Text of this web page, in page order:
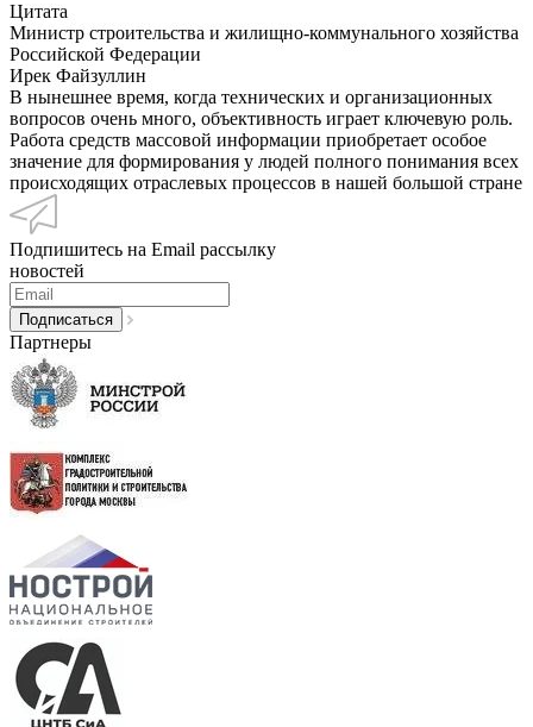
Цитата
Министр строительства и жилищно-коммунального хозяйства
Российской Федерации
Ирек Файзуллин
В нынешнее время, когда технических и организационных
вопросов очень много, объективность играет ключевую роль.
Работа средств массовой информации приобретает особое
значение для формирования у людей полного понимания всех
происходящих отраслевых процессов в нашей большой стране
Подпишитесь на Email рассылку
новостей
Партнеры